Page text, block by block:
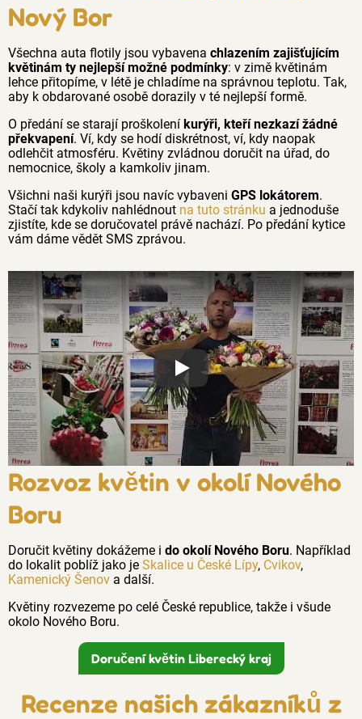
Nový Bor
Všechna auta flotily jsou vybavena chlazením zajišťujícím
květinám ty nejlepší možné podmínky: v zimě květinám
lehce přitopíme, v létě je chladíme na správnou teplotu. Tak,
aby k obdarované osobě dorazily v té nejlepší formě.
O předání se starají proškolení kurýři, kteří nezkazí žádné
překvapení. Ví, kdy se hodí diskrétnost, ví, kdy naopak
odlehčit atmosféru. Květiny zvládnou doručit na úřad, do
nemocnice, školy a kamkoliv jinam.
Všichni naši kurýři jsou navíc vybaveni GPS lokátorem.
Stačí tak kdykoliv nahlédnout na tuto stránku a jednoduše
zjistíte, kde se doručovatel právě nachází. Po předání kytice
vám dáme vědět SMS zprávou.
Proč jsou květiny z Florea tak
Rozvoz květin v okolí Nového
Boru
Doručit květiny dokážeme i do okolí Nového Boru. Například
do lokalit poblíž jako je Skalice u České Lípy, Cvikov,
Kamenický Šenov a další.
Květiny rozvezeme po celé České republice, takže i všude
okolo Nového Boru.
Doručení květin Liberecký kraj
Recenze našich zákazníků z